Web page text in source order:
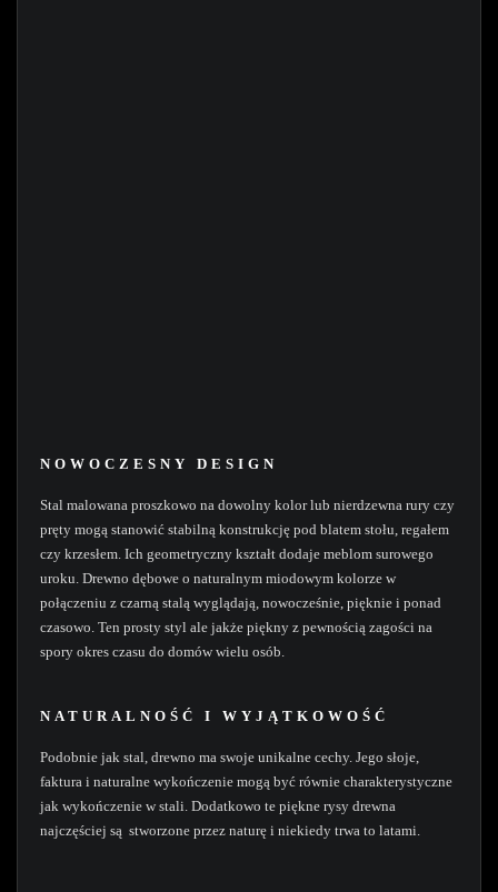
NOWOCZESNY DESIGN
Stal malowana proszkowo na dowolny kolor lub nierdzewna rury czy
pręty mogą stanowić stabilną konstrukcję pod blatem stołu, regałem
czy krzesłem. Ich geometryczny kształt dodaje meblom surowego
uroku. Drewno dębowe o naturalnym miodowym kolorze w
połączeniu z czarną stalą wyglądają, nowocześnie, pięknie i ponad
czasowo. Ten prosty styl ale jakże piękny z pewnością zagości na
spory okres czasu do domów wielu osób.
NATURALNOŚĆ I WYJĄTKOWOŚĆ
Podobnie jak stal, drewno ma swoje unikalne cechy. Jego słoje,
faktura i naturalne wykończenie mogą być równie charakterystyczne
jak wykończenie w stali. Dodatkowo te piękne rysy drewna
najczęściej są stworzone przez naturę i niekiedy trwa to latami.